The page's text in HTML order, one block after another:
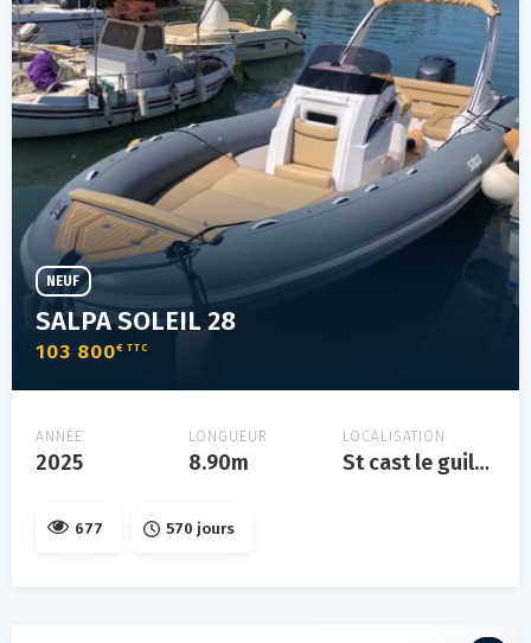
SALPA SOLEIL 28
103 800€ TTC
NEUF
ANNÉE
2025
LONGUEUR
8.90m
LOCALISATION
St cast le guildo
677 570 jours